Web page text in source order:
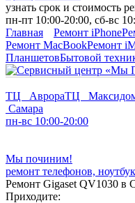
узнать срок и стоимость
пн-пт 10:00-20:00, сб-вс
Главная
Ремонт iPhone
Ремонт MacBookРемонт
ПланшетовБытовой
ТЦ АврораТЦ
Самара
пн-вс 10:00-20:00
Мы починим!
ремонт телефонов,
Ремонт Gigaset QV1030 в
Приходите: